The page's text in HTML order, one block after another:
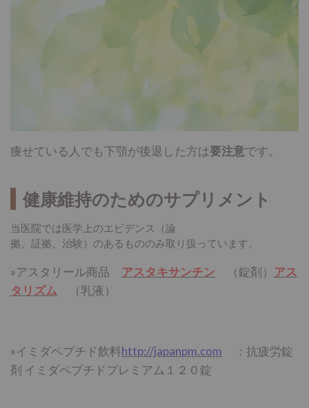
痩せている人でも下顎が後退した方は要注意です。
健康維持のためのサプリメント
当医院では医学上のエビデンス（論
拠、証拠、治験）のあるもののみ取り扱っています。
»アスタリール商品 アスタキサンチン （錠剤） アス
タリズム （乳液）
»イミダペプチド飲料http://japanpm.com ：抗疲労錠
剤 イミダペプチドプレミアム１２０錠